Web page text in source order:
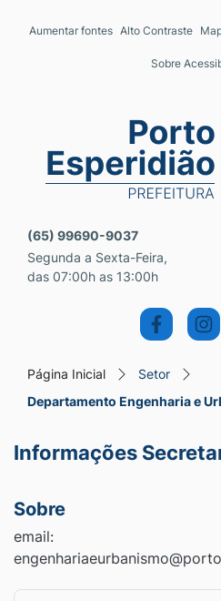
Seção de
Ir para a busca [alt+3]
Aumentar fontes Alto Contraste
Sobre
Seção do
(65) 99690-9037
Segunda a Sexta-Feira,
das 07:00h as 13:00h
Página Inicial
Setor
Departamento Engenharia e
Informações
Sobre
email: